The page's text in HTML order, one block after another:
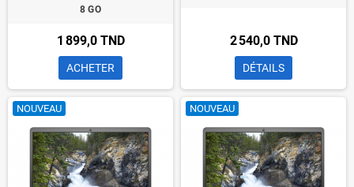
8 GO
1 899,0 TND
ACHETER
2 540,0 TND
DÉTAILS
NOUVEAU NOUVEAU